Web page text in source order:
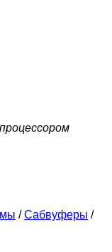
/Сабвуферы /